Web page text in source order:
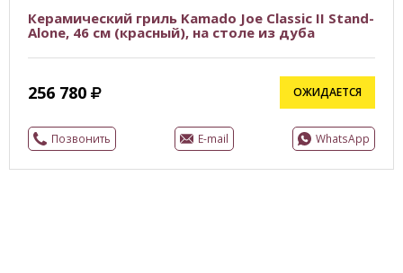
Керамический гриль Kamado Joe Classic II Stand-
Alone, 46 см (красный), на столе из дуба
256 780 ОЖИДАЕТСЯ
Позвонить E-mail WhatsApp